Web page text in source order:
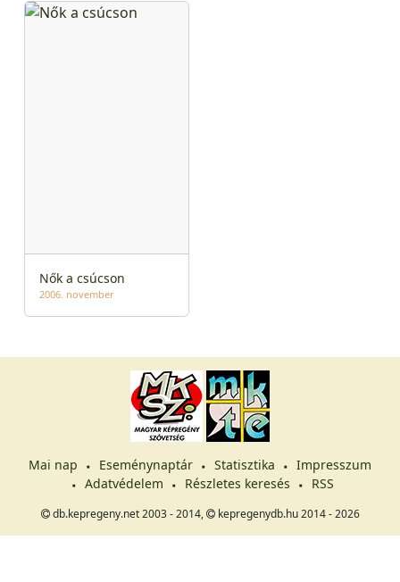
Nők a csúcson
2006. november
Mai nap Eseménynaptár Statisztika
Impresszum
Adatvédelem
Részletes keresés RSS
db.kepregeny.net 2003 - 2014, kepregenydb.hu 2014 - 2026